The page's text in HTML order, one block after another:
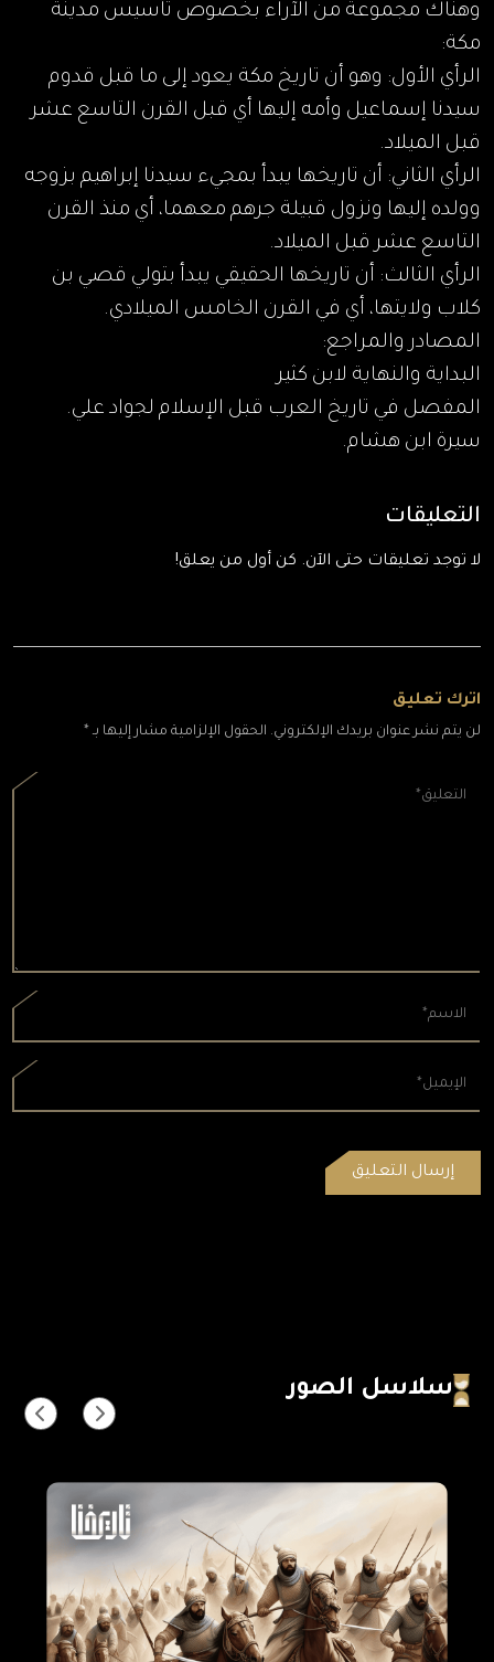
وهناك مجموعة من الآراء بخصوص تأسيس مدينة
مكة:
الرأي الأول: وهو أن تاريخ مكة يعود إلى ما قبل قدوم
سيدنا إسماعيل وأمه إليها أي قبل القرن التاسع عشر
قبل الميلاد.
الرأي الثاني: أن تاريخها يبدأ بمجيء سيدنا إبراهيم بزوجه
وولده إليها ونزول قبيلة جرهم معهما، أي منذ القرن
التاسع عشر قبل الميلاد.
الرأي الثالث: أن تاريخها الحقيقي يبدأ بتولي قصي بن
كلاب ولايتها، أي في القرن الخامس الميلادي.
المصادر والمراجع:
البداية والنهاية لابن كثير
المفصل في تاريخ العرب قبل الإسلام لجواد علي.
سيرة ابن هشام.
التعليقات
لا توجد تعليقات حتى الآن. كن أول من يعلق!
اترك تعليق
لن يتم نشر عنوان بريدك الإلكتروني. الحقول الإلزامية مشار إليها بـ *
سلاسل الصور